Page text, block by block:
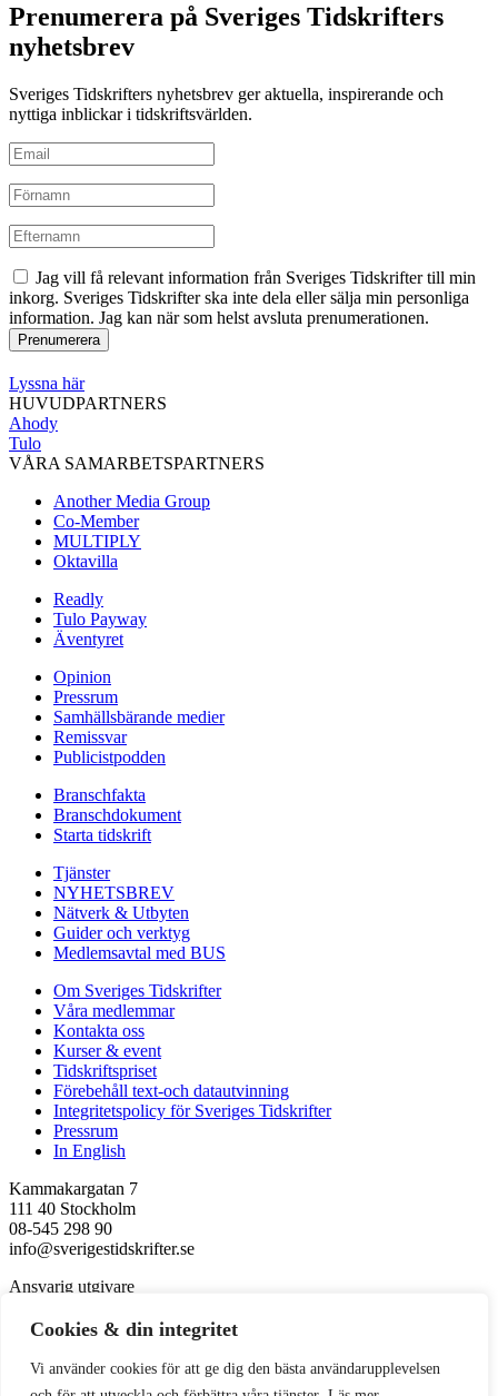
Cookies & din integritet
Vi använder cookies för att ge dig den bästa användarupplevelsen
Prenumerera på Sveriges Tidskrifters
nyhetsbrev
Sveriges Tidskrifters nyhetsbrev ger aktuella, inspirerande och
nyttiga inblickar i tidskriftsvärlden.
Jag vill få relevant information från Sveriges Tidskrifter till min
inkorg. Sveriges Tidskrifter ska inte dela eller sälja min personliga
information. Jag kan när som helst avsluta prenumerationen.
Lyssna här
HUVUDPARTNERS
Ahody
Tulo
VÅRA SAMARBETSPARTNERS
Another Media Group
Co-Member
MULTIPLY
Oktavilla
Readly
Tulo Payway
Äventyret
Opinion
Pressrum
Samhällsbärande medier
Remissvar
Publicistpodden
Branschfakta
Branschdokument
Starta tidskrift
Tjänster
NYHETSBREV
Nätverk & Utbyten
Guider och verktyg
Medlemsavtal med BUS
Om Sveriges Tidskrifter
Våra medlemmar
Kontakta oss
Kurser & event
Tidskriftspriset
Förebehåll text-och datautvinning
Integritetspolicy för Sveriges Tidskrifter
Pressrum
In English
Kammakargatan 7
111 40 Stockholm
08-545 298 90
info@sverigestidskrifter.se
Ansvarig utgivare